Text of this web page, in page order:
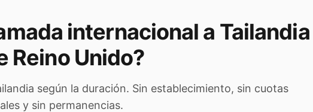
internacional a Tailandia
Reino Unido?
según la duración. Sin establecimiento, sin cuotas
y sin permanencias.